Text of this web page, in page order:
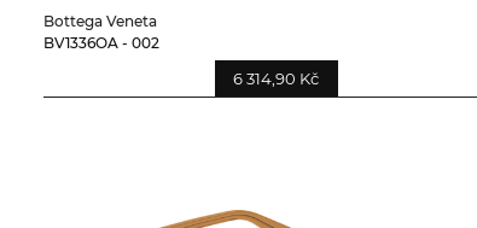
Bottega Veneta
BV1336OA - 002
6 314,90 Kč